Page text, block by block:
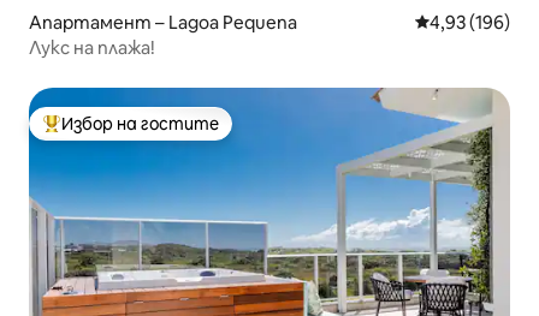
Апартамент – Lagoa Pequena Средна
4,93 (196)
Лукс на плажа!
Най-популярен избор на гостите
Избор на гостите